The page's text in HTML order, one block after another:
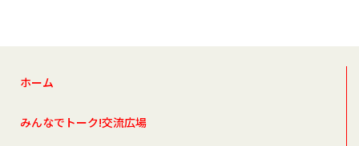
ホーム
みんなでトーク!交流広場